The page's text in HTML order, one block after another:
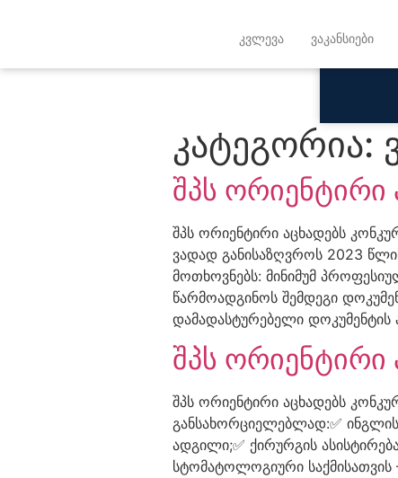
კვლევა ვაკანსიები
კატეგორია:
შპს ორიენტირი
შპს ორიენტირი აცხადებს
ვადად განისაზღვროს 2023
მოთხოვნებს: მინიმუმ
წარმოადგინოს შემდეგი
დამადასტურებელი დოკუმენტის
შპს ორიენტირი
შპს ორიენტირი აცხადებს
განსახორციელებლად:✅
ადგილი;✅ ქირურგის
სტომატოლოგიური